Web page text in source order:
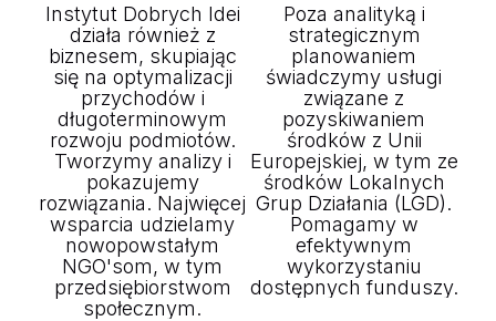
Instytut Dobrych Idei
działa również z
biznesem, skupiając
się na optymalizacji
przychodów i
długoterminowym
rozwoju podmiotów.
Tworzymy analizy i
pokazujemy
rozwiązania. Najwięcej
wsparcia udzielamy
nowopowstałym
NGO'som, w tym
przedsiębiorstwom
społecznym.
Poza analityką i
strategicznym
planowaniem
świadczymy usługi
związane z
pozyskiwaniem
środków z Unii
Europejskiej, w tym ze
środków Lokalnych
Grup Działania (LGD).
Pomagamy w
efektywnym
wykorzystaniu
dostępnych funduszy.